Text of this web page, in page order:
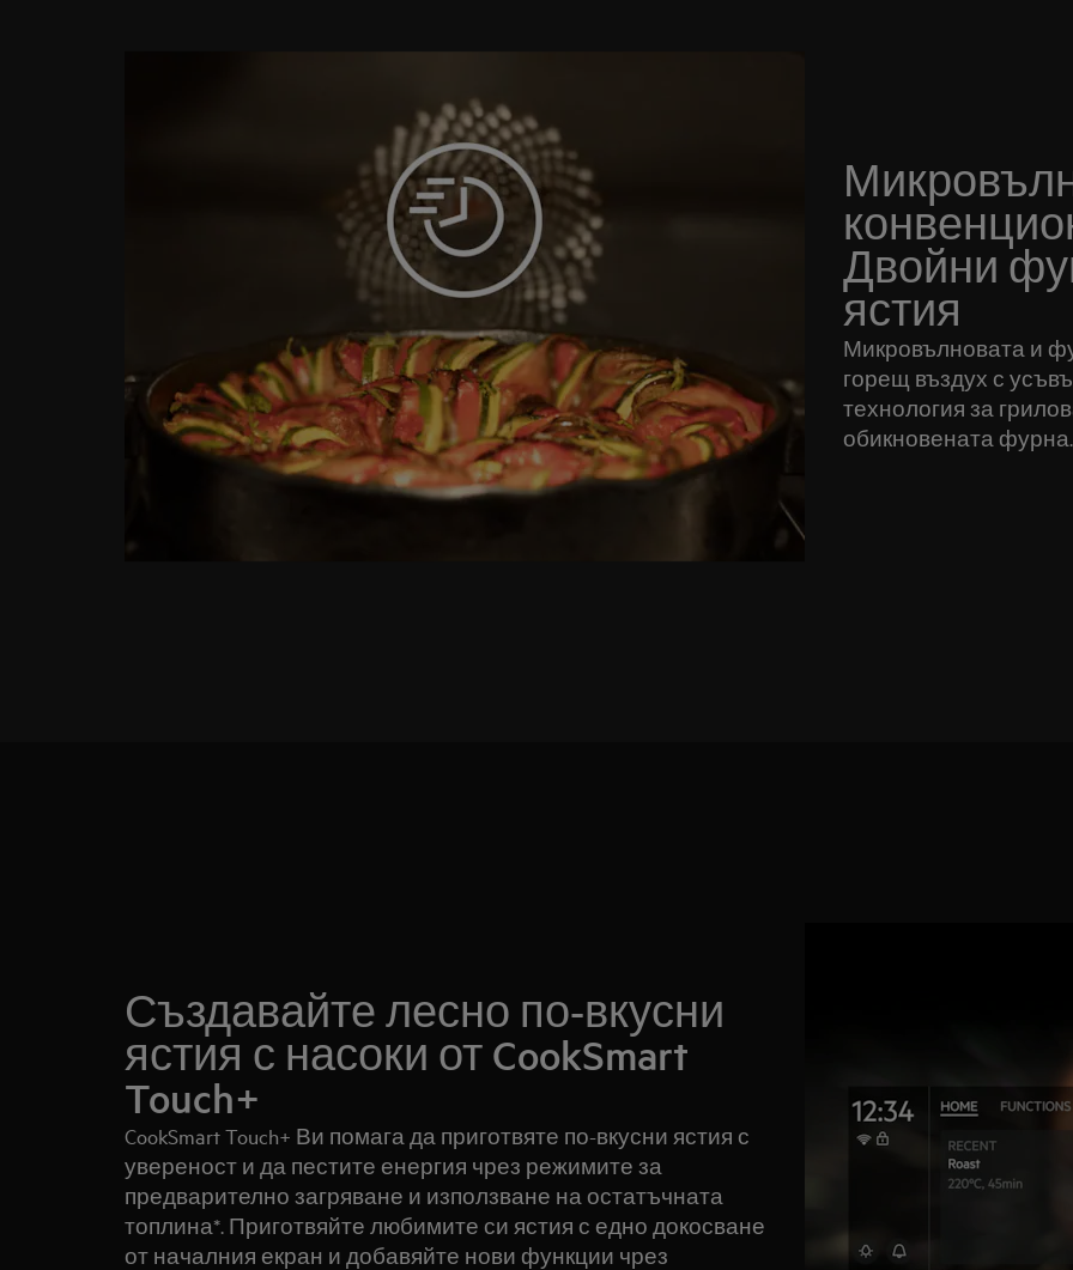
Двойни
ястия
Микровълновата и
горещ въздух с
технология за
обикновената фурна.
Създавайте лесно по-вкусни
ястия с насоки от CookSmart
Touch+
CookSmart Touch+ Ви помага да приготвяте по-вкусни ястия с
увереност и да пестите енергия чрез режимите за
предварително загряване и използване на остатъчната
топлина*. Приготвяйте любимите си ястия с едно докосване
от началния екран и добавяйте нови функции чрез